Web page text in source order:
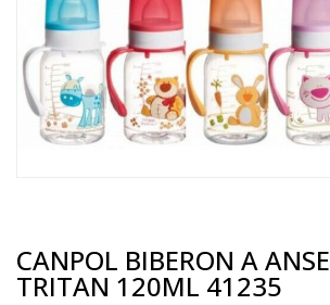
CANPOL BIBERON A ANSE
TRITAN 120ML 41235